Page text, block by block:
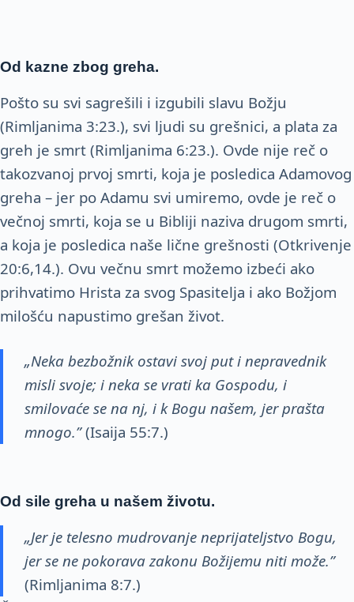
Od kazne zbog greha.
Pošto su svi sagrešili i izgubili slavu Božju
(Rimljanima 3:23.), svi ljudi su grešnici, a plata za
greh je smrt (Rimljanima 6:23.). Ovde nije reč o
takozvanoj prvoj smrti, koja je posledica Adamovog
greha – jer po Adamu svi umiremo, ovde je reč o
večnoj smrti, koja se u Bibliji naziva drugom smrti,
a koja je posledica naše lične grešnosti (Otkrivenje
20:6,14.). Ovu večnu smrt možemo izbeći ako
prihvatimo Hrista za svog Spasitelja i ako Božjom
milošću napustimo grešan život.
„Neka bezbožnik ostavi svoj put i nepravednik
misli svoje; i neka se vrati ka Gospodu, i
smilovaće se na nj, i k Bogu našem, jer prašta
mnogo.”(Isaija 55:7.)
Od sile greha u našem životu.
„Jer je telesno mudrovanje neprijateljstvo Bogu,
jer se ne pokorava zakonu Božijemu niti može.”
(Rimljanima 8:7.)